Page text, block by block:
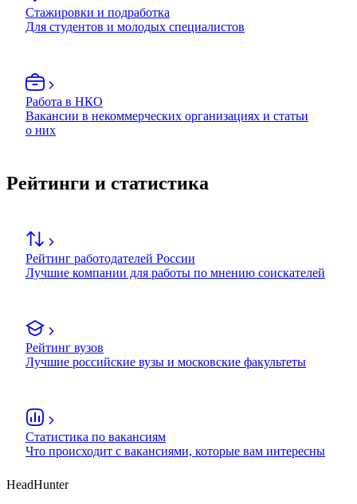
Стажировки и подработка
Для студентов и молодых специалистов
Работа в НКО
Вакансии в некоммерческих организациях и статьи
о них
Рейтинги и статистика
Рейтинг работодателей России
Лучшие компании для работы по мнению соискателей
Рейтинг вузов
Лучшие российские вузы и московские факультеты
Статистика по вакансиям
Что происходит с вакансиями, которые вам интересны
HeadHunter